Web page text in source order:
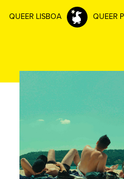
QUEER LISBOA QUEER